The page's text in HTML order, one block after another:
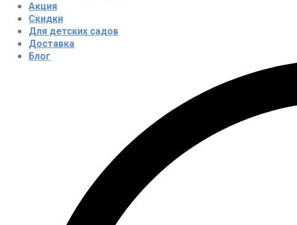
Акция
Скидки
Для детских садов
Доставка
Блог